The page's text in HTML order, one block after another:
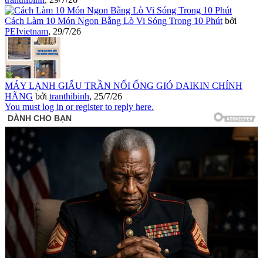
Cách Làm 10 Món Ngon Bằng Lò Vi Sóng Trong 10 Phút bởi
PEIvietnam, 29/7/26
MÁY LẠNH GIẤU TRẦN NỐI ỐNG GIÓ DAIKIN CHÍNH
HÃNG bởi tranthibinh, 25/7/26
You must log in or register to reply here.